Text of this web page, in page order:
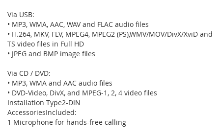
Via USB:
• MP3, WMA, AAC, WAV and FLAC audio files
• H.264, MKV, FLV, MPEG4, MPEG2 (PS),WMV/MOV/DivX/XviD and
TS video files in Full HD
• JPEG and BMP image files
Via CD / DVD:
• MP3, WMA and AAC audio files
• DVD-Video, DivX, and MPEG-1, 2, 4 video files
Installation Type2-DIN
AccessoriesIncluded:
1 Microphone for hands-free calling